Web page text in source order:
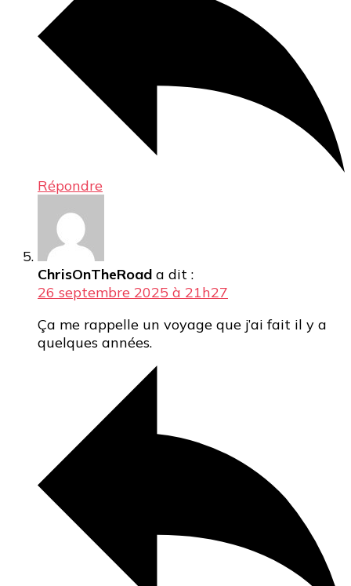
Répondre
ChrisOnTheRoad a dit :
26 septembre 2025 à 21h27
Ça me rappelle un voyage que j’ai fait il y a
quelques années.